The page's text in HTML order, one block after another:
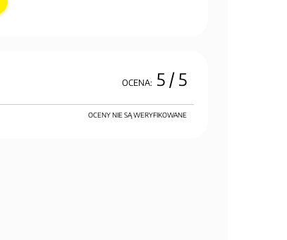
OCENA: 5/ 5
OCENY NIE SĄ WERYFIKOWANE